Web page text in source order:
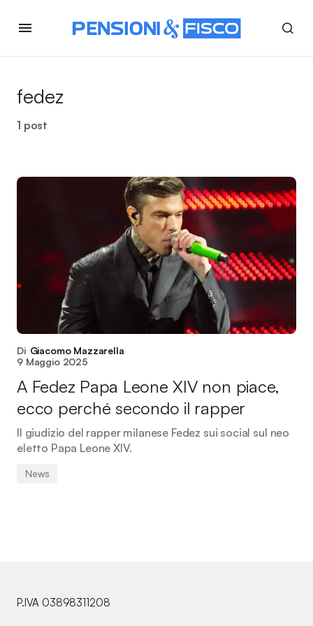
fedez
1 post
Di Giacomo Mazzarella
9 Maggio 2025
A Fedez Papa Leone XIV non piace,
ecco perché secondo il rapper
Il giudizio del rapper milanese Fedez sui social sul neo
eletto Papa Leone XIV.
News
P.IVA 03898311208